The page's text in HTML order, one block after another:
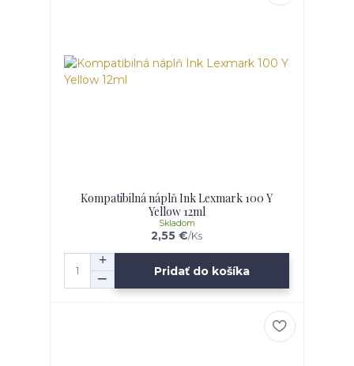
Kompatibilná náplň Ink Lexmark 100 Y
Yellow 12ml
2,55 €/Ks
Skladom
Pridať do košíka